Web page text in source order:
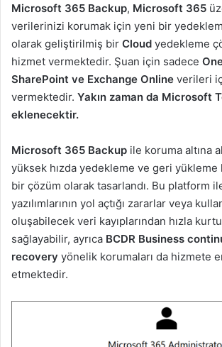
Microsoft 365 Backup, Microsoft 365
verilerinizi korumak için yeni bir
olarak geliştirilmiş bir Cloud yedekleme
hizmet vermektedir. Şuan için sadece
SharePoint ve Exchange Online verileri
vermektedir. Yakın zaman da Microsoft
eklenecektir.
Microsoft 365 Backup ile koruma altına
yüksek hızda yedekleme ve geri yükleme
bir çözüm olarak tasarlandı. Bu platform
yazılımlarının yol açtığı zararlar veya
oluşabilecek veri kayıplarından hızla
sağlayabilir, ayrıca BCDR Business
recovery yönelik korumaları da hizmete
etmektedir.